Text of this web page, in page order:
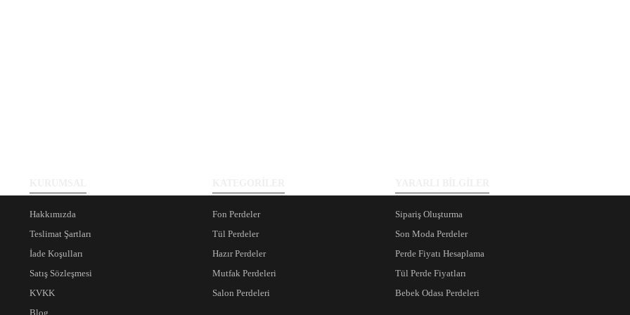
Hakkımızda
Teslimat Şartları
İade Koşulları
Satış Sözleşmesi
KVKK
Blog
Fon Perdeler
Tül Perdeler
Hazır Perdeler
Mutfak Perdeleri
Salon Perdeleri
Sipariş Oluşturma
Son Moda Perdeler
Perde Fiyatı Hesaplama
Tül Perde Fiyatları
Bebek Odası Perdeleri